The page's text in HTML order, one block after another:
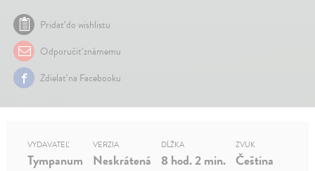
Pridať do wishlistu
Odporučiť známemu
Zdielať na Facebooku
VYDAVATEĽ
Tympanum
VERZIA
Neskrátená
DĹŽKA
8 hod. 2 min.
ZVUK
Čeština